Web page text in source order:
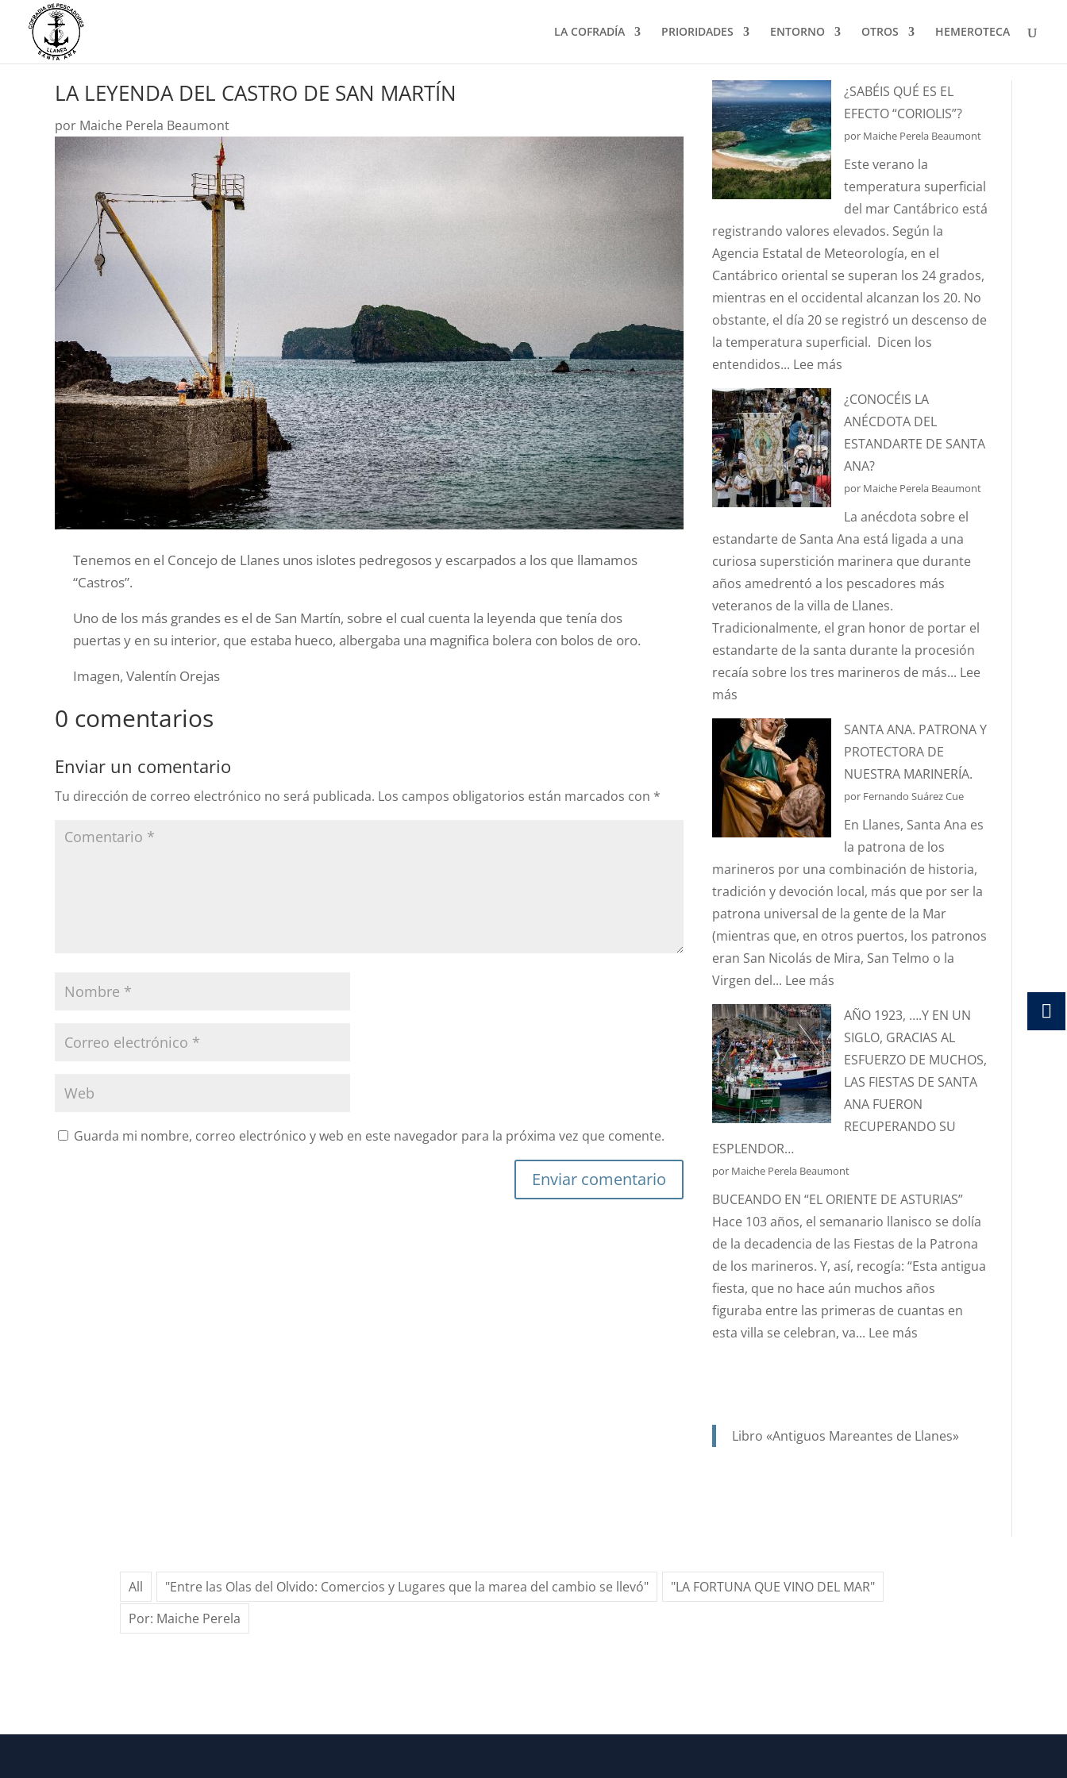
LA COFRADÍA PRIORIDADES ENTORNO OTROS HEMEROTECA
LA LEYENDA DEL CASTRO DE SAN MARTÍN
por Maiche Perela Beaumont
Tenemos en el Concejo de Llanes unos islotes pedregosos y escarpados a los que llamamos
“Castros”.
Uno de los más grandes es el de San Martín, sobre el cual cuenta la leyenda que tenía dos
puertas y en su interior, que estaba hueco, albergaba una magnifica bolera con bolos de oro.
Imagen, Valentín Orejas
0 comentarios
Enviar un comentario
Tu dirección de correo electrónico no será publicada. Los campos obligatorios están marcados con *
Guarda mi nombre, correo electrónico y web en este navegador para la próxima vez que comente.
Enviar comentario
¿SABÉIS QUÉ ES EL
EFECTO “CORIOLIS”?
por Maiche Perela Beaumont
Este verano la
temperatura superficial
del mar Cantábrico está
registrando valores elevados. Según la
Agencia Estatal de Meteorología, en el
Cantábrico oriental se superan los 24 grados,
mientras en el occidental alcanzan los 20. No
obstante, el día 20 se registró un descenso de
la temperatura superficial. Dicen los
entendidos... Lee más
QUÉ
ES
EL
EFECTO
“CORIOLIS”?
¿CONOCÉIS LA
ANÉCDOTA DEL
ESTANDARTE DE SANTA
ANA?
por Maiche Perela Beaumont
La anécdota sobre el
estandarte de Santa Ana está ligada a una
curiosa superstición marinera que durante
años amedrentó a los pescadores más
veteranos de la villa de Llanes.
Tradicionalmente, el gran honor de portar el
estandarte de la santa durante la procesión
recaía sobre los tres marineros de más... Lee
más
¿CONOCÉIS
LA
ANÉCDOTA
DEL
ESTANDARTE
DE
ANA?
SANTA ANA. PATRONA Y
PROTECTORA DE
NUESTRA MARINERÍA.
por Fernando Suárez Cue
En Llanes, Santa Ana es
la patrona de los
marineros por una combinación de historia,
tradición y devoción local, más que por ser la
patrona universal de la gente de la Mar
(mientras que, en otros puertos, los patronos
eran San Nicolás de Mira, San Telmo o la
Virgen del... Lee más
ANA.
PATRONA
PROTECTORA
DE
NUESTRA
AÑO 1923, ….Y EN UN
SIGLO, GRACIAS AL
ESFUERZO DE MUCHOS,
LAS FIESTAS DE SANTA
ANA FUERON
RECUPERANDO SU
ESPLENDOR…
por Maiche Perela Beaumont
BUCEANDO EN “EL ORIENTE DE ASTURIAS”
Hace 103 años, el semanario llanisco se dolía
de la decadencia de las Fiestas de la Patrona
de los marineros. Y, así, recogía: “Esta antigua
fiesta, que no hace aún muchos años
figuraba entre las primeras de cuantas en
esta villa se celebran, va... Lee más
UN
RECUPERANDO
Libro «Antiguos Mareantes de Llanes»
All "Entre las Olas del Olvido: Comercios y Lugares que la marea del cambio se llevó"
"LA FORTUNA QUE VINO DEL MAR"
Por: Maiche Perela